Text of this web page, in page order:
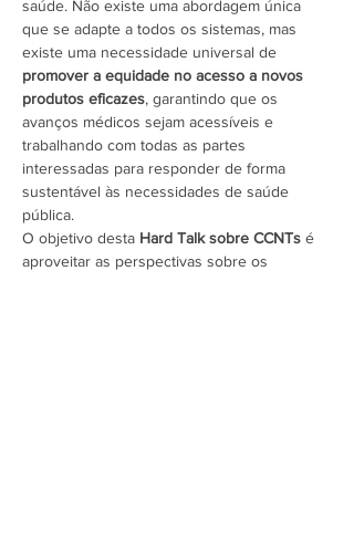
saúde. Não existe uma abordagem única
que se adapte a todos os sistemas, mas
existe uma necessidade universal de
promover a equidade no acesso a novos
produtos eficazes, garantindo que os
avanços médicos sejam acessíveis e
trabalhando com todas as partes
interessadas para responder de forma
sustentável às necessidades de saúde
pública.
O objetivo desta Hard Talk sobre CCNTs é
aproveitar as perspectivas sobre os